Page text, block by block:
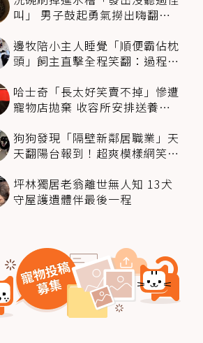
叫」 男子鼓起勇氣撈出嗨翻：
邊牧陪小主人睡覺「順便霸佔枕
頭」飼主直擊全程笑翻：過程絲
哈士奇「長太好笑賣不掉」慘遭
寵物店拋棄 收容所安排送養活
狗狗發現「隔壁新鄰居職業」天
天翻陽台報到！超爽模樣網笑
坪林獨居老翁離世無人知 13犬
守屋護遺體伴最後一程